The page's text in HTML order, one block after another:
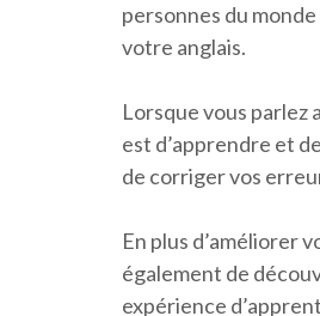
personnes du
votre anglais.
Lorsque vous parlez
est d’apprendre et
de corriger vos
En plus d’améliorer
également de
expérience